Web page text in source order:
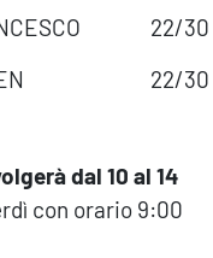
22/30
22/30
dal 10 al 14
con orario 9:00